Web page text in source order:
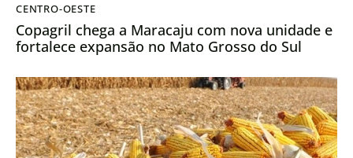
CENTRO-OESTE
Copagril chega a Maracaju com nova unidade e
fortalece expansão no Mato Grosso do Sul